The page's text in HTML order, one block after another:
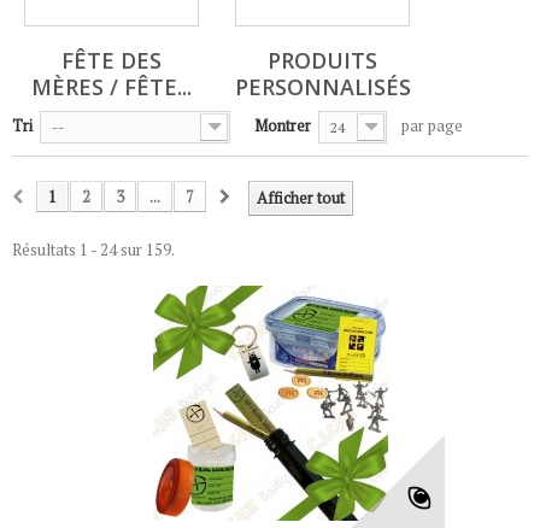
FÊTE DES
MÈRES / FÊTE...
PRODUITS
PERSONNALISÉS
Tri -- Montrer 24 par page
Afficher tout
1 2 3 ... 7
Résultats 1 - 24 sur 159.